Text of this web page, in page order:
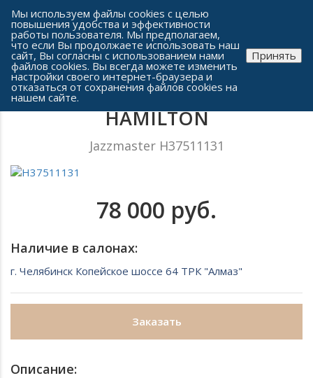
Сеть часовых салонов г. Челябинска
Мужские часы
HAMILTON
Jazzmaster H37511131
78 000 руб.
Наличие в салонах:
г. Челябинск Копейское шоссе 64 ТРК "Алмаз"
Заказать
Описание:
Мы используем файлы cookies с целью
повышения удобства и эффективности
работы пользователя. Мы предполагаем,
что если Вы продолжаете использовать наш
сайт, Вы согласны с использованием нами
файлов cookies. Вы всегда можете изменить
настройки своего интернет-браузера и
отказаться от сохранения файлов cookies на
нашем сайте.
Принять